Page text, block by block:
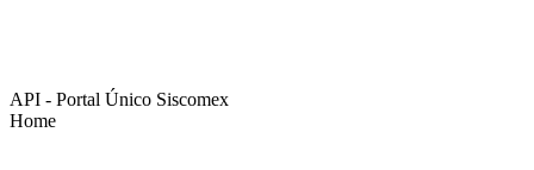
API - Portal Único Siscomex
Home